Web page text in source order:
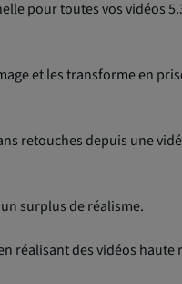
pour toutes vos vidéos
et les transforme en
retouches depuis une
surplus de réalisme.
réalisant des vidéos